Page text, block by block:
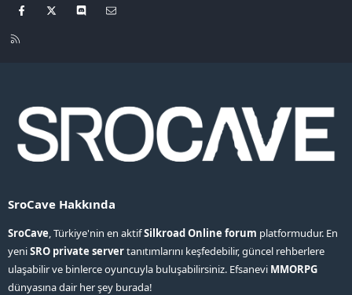
Facebook Discord
R
SroCave Hakkında
SroCave, Türkiye'nin en aktifSilkroad Online forum platformudur. En
yeniSRO private servertanıtımlarını keşfedebilir, güncel rehberlere
ulaşabilir ve binlerce oyuncuyla buluşabilirsiniz. Efsanevi MMORPG
dünyasına dair her şey burada!